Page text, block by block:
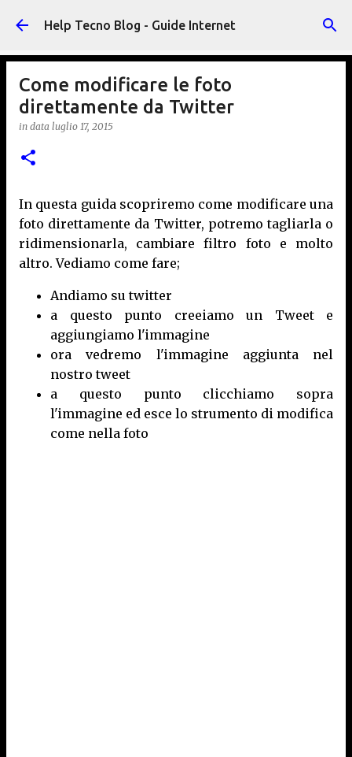
Passa ai contenuti principali
Help Tecno Blog - Guide Internet
Come modificare le foto
direttamente da Twitter
in data luglio 17, 2015
In questa guida scopriremo come modificare una
foto direttamente da Twitter, potremo tagliarla o
ridimensionarla, cambiare filtro foto e molto
altro. Vediamo come fare;
Andiamo su twitter
a questo punto creeiamo un Tweet e
aggiungiamo l'immagine
ora vedremo l'immagine aggiunta nel
nostro tweet
a questo punto clicchiamo sopra
l'immagine ed esce lo strumento di modifica
come nella foto